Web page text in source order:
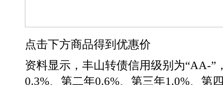
点击下方商品得到优惠价
资料显示，丰山转债信用级别为“AA-”
0.3%、第二年0.6%、第三年1.0%、第